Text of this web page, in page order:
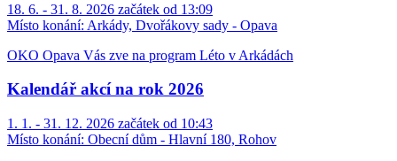
18. 6. - 31. 8. 2026 začátek od 13:09
Místo konání: Arkády, Dvořákovy sady - Opava
OKO Opava Vás zve na program Léto v Arkádách
Kalendář akcí na rok 2026
1. 1. - 31. 12. 2026 začátek od 10:43
Místo konání: Obecní dům - Hlavní 180, Rohov